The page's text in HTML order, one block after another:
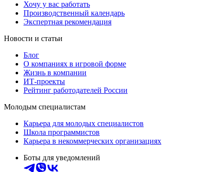
Хочу у вас работать
Производственный календарь
Экспертная рекомендация
Новости и статьи
Блог
О компаниях в игровой форме
Жизнь в компании
ИТ-проекты
Рейтинг работодателей России
Молодым специалистам
Карьера для молодых специалистов
Школа программистов
Карьера в некоммерческих организациях
Боты для уведомлений